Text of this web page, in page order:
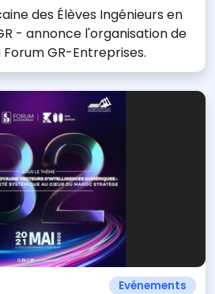
des Élèves Ingénieurs en
- annonce l'organisation de
GR-Entreprises.
Evénements